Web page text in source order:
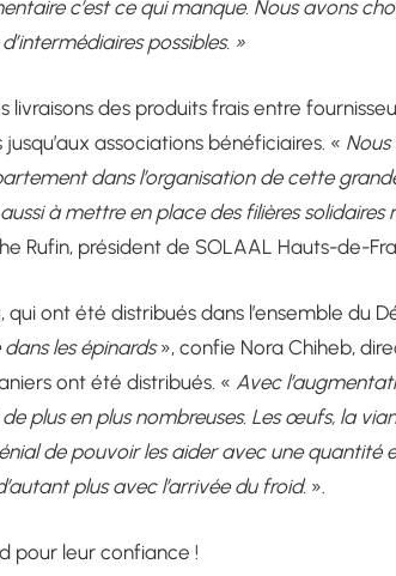
c’est ce qui manque. Nous avons
possibles. »
des produits frais entre
associations bénéficiaires. «
dans l’organisation de cette
à mettre en place des filières solidaires
Rufin, président de SOLAAL Hauts-de-
ont été distribués dans l’ensemble du
les épinards», confie Nora Chiheb,
ont été distribués. « Avec
plus en plus nombreuses. Les œufs, la
de pouvoir les aider avec une quantité
plus avec l’arrivée du froid. ».
pour leur confiance !